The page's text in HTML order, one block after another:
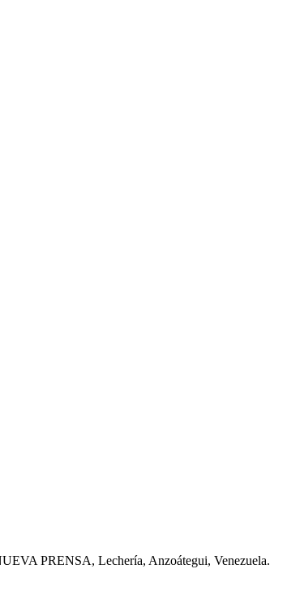
PRENSA, Lechería, Anzoátegui, Venezuela.